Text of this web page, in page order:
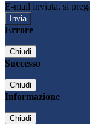
E-mail inviata, si
Errore
Chiudi
Successo
Chiudi
Informazione
Chiudi